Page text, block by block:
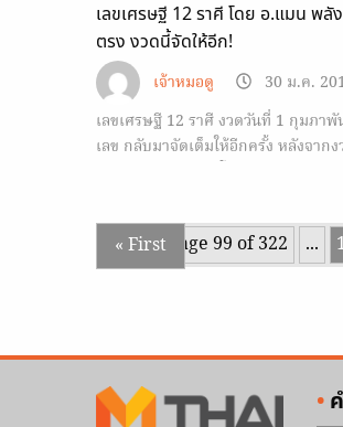
เลขเศรษฐี 12 ราศี โดย อ.แมน พลั
ตรง งวดนี้จัดให้อีก!
เจ้าหมอดู
30 ม.ค.
เลขเศรษฐี 12 ราศี งวดวันที่ 1 กุมภา
เลข กลับมาจัดเต็มให้อีกครั้ง หลังจาก
Page 99 of 322
« First ...